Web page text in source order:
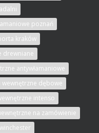
poznań
kraków
drewniane
antywłamaniowe
wewnętrzne dębowe
intenso
na zamówienie